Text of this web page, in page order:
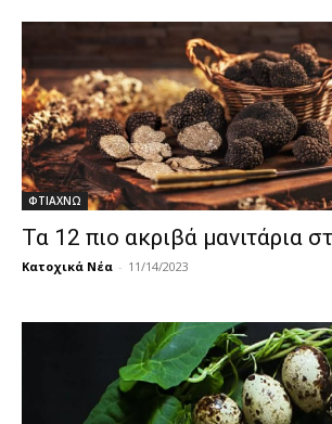
ΦΤΙΑΧΝΩ
Τα 12 πιο ακριβά μανιτάρια
Κατοχικά Νέα - 11/14/2023